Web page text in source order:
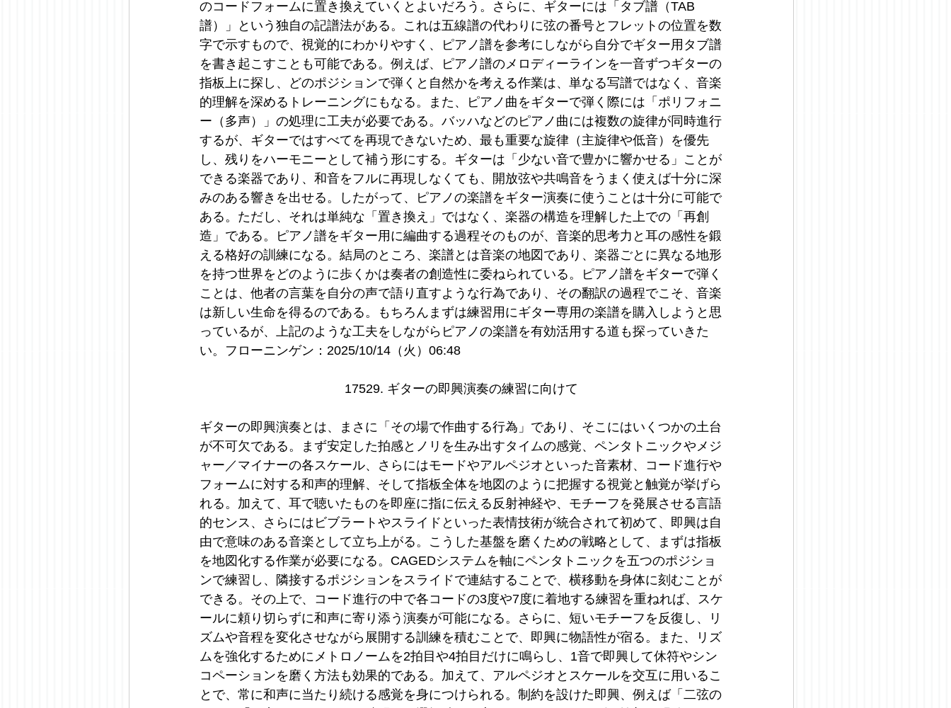
のコードフォームに置き換えていくとよいだろう。さらに、ギターには「タブ譜（TAB
譜）」という独自の記譜法がある。これは五線譜の代わりに弦の番号とフレットの位置を数
字で示すもので、視覚的にわかりやすく、ピアノ譜を参考にしながら自分でギター用タブ譜
を書き起こすことも可能である。例えば、ピアノ譜のメロディーラインを一音ずつギターの
指板上に探し、どのポジションで弾くと自然かを考える作業は、単なる写譜ではなく、音楽
的理解を深めるトレーニングにもなる。また、ピアノ曲をギターで弾く際には「ポリフォニ
ー（多声）」の処理に工夫が必要である。バッハなどのピアノ曲には複数の旋律が同時進行
するが、ギターではすべてを再現できないため、最も重要な旋律（主旋律や低音）を優先
し、残りをハーモニーとして補う形にする。ギターは「少ない音で豊かに響かせる」ことが
できる楽器であり、和音をフルに再現しなくても、開放弦や共鳴音をうまく使えば十分に深
みのある響きを出せる。したがって、ピアノの楽譜をギター演奏に使うことは十分に可能で
ある。ただし、それは単純な「置き換え」ではなく、楽器の構造を理解した上での「再創
造」である。ピアノ譜をギター用に編曲する過程そのものが、音楽的思考力と耳の感性を鍛
える格好の訓練になる。結局のところ、楽譜とは音楽の地図であり、楽器ごとに異なる地形
を持つ世界をどのように歩くかは奏者の創造性に委ねられている。ピアノ譜をギターで弾く
ことは、他者の言葉を自分の声で語り直すような行為であり、その翻訳の過程でこそ、音楽
は新しい生命を得るのである。もちろんまずは練習用にギター専用の楽譜を購入しようと思
っているが、上記のような工夫をしながらピアノの楽譜を有効活用する道も探っていきた
い。フローニンゲン：2025/10/14（火）06:48
17529. ギターの即興演奏の練習に向けて
ギターの即興演奏とは、まさに「その場で作曲する行為」であり、そこにはいくつかの土台
が不可欠である。まず安定した拍感とノリを生み出すタイムの感覚、ペンタトニックやメジ
ャー／マイナーの各スケール、さらにはモードやアルペジオといった音素材、コード進行や
フォームに対する和声的理解、そして指板全体を地図のように把握する視覚と触覚が挙げら
れる。加えて、耳で聴いたものを即座に指に伝える反射神経や、モチーフを発展させる言語
的センス、さらにはビブラートやスライドといった表情技術が統合されて初めて、即興は自
由で意味のある音楽として立ち上がる。こうした基盤を磨くための戦略として、まずは指板
を地図化する作業が必要になる。CAGEDシステムを軸にペンタトニックを五つのポジショ
ンで練習し、隣接するポジションをスライドで連結することで、横移動を身体に刻むことが
できる。その上で、コード進行の中で各コードの3度や7度に着地する練習を重ねれば、スケ
ールに頼り切らずに和声に寄り添う演奏が可能になる。さらに、短いモチーフを反復し、リ
ズムや音程を変化させながら展開する訓練を積むことで、即興に物語性が宿る。また、リズ
ムを強化するためにメトロノームを2拍目や4拍目だけに鳴らし、1音で即興して休符やシン
コペーションを磨く方法も効果的である。加えて、アルペジオとスケールを交互に用いるこ
とで、常に和声に当たり続ける感覚を身につけられる。制約を設けた即興、例えば「二弦の